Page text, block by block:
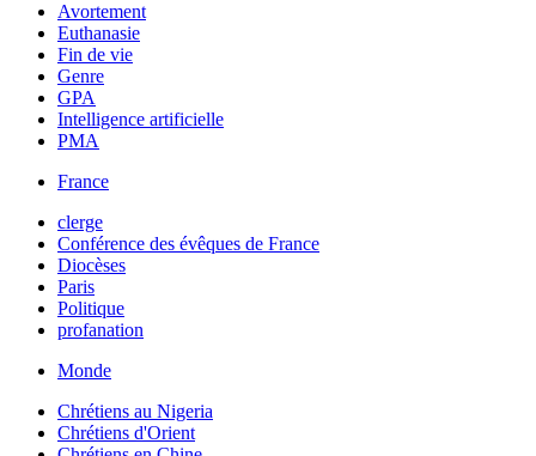
Avortement
Euthanasie
Fin de vie
Genre
GPA
Intelligence artificielle
PMA
France
clerge
Conférence des évêques de France
Diocèses
Paris
Politique
profanation
Monde
Chrétiens au Nigeria
Chrétiens d'Orient